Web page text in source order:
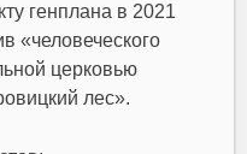
генплана в 2021
«человеческого
церковью
лес».